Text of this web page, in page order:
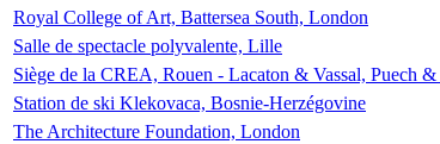
Royal College of Art, Battersea South, London
Salle de spectacle polyvalente, Lille
Siège de la CREA, Rouen - Lacaton & Vassal, Puech
Station de ski Klekovaca, Bosnie-Herzégovine
The Architecture Foundation, London